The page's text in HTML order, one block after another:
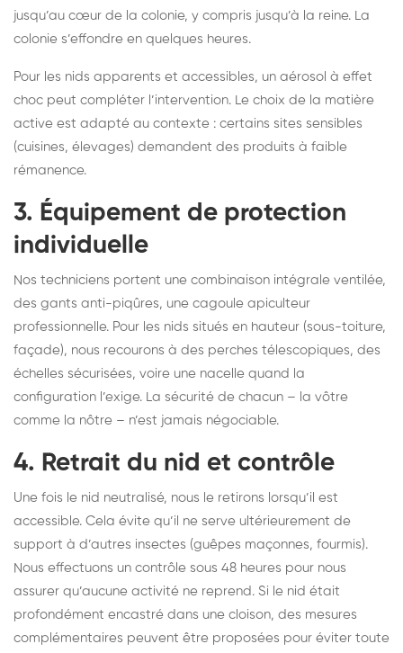
jusqu’au cœur de la colonie, y compris jusqu’à la reine. La
colonie s’effondre en quelques heures.
Pour les nids apparents et accessibles, un aérosol à effet
choc peut compléter l’intervention. Le choix de la matière
active est adapté au contexte : certains sites sensibles
(cuisines, élevages) demandent des produits à faible
rémanence.
3. Équipement de protection
individuelle
Nos techniciens portent une combinaison intégrale ventilée,
des gants anti-piqûres, une cagoule apiculteur
professionnelle. Pour les nids situés en hauteur (sous-toiture,
façade), nous recourons à des perches télescopiques, des
échelles sécurisées, voire une nacelle quand la
configuration l’exige. La sécurité de chacun – la vôtre
comme la nôtre – n’est jamais négociable.
4. Retrait du nid et contrôle
Une fois le nid neutralisé, nous le retirons lorsqu’il est
accessible. Cela évite qu’il ne serve ultérieurement de
support à d’autres insectes (guêpes maçonnes, fourmis).
Nous effectuons un contrôle sous 48 heures pour nous
assurer qu’aucune activité ne reprend. Si le nid était
profondément encastré dans une cloison, des mesures
complémentaires peuvent être proposées pour éviter toute